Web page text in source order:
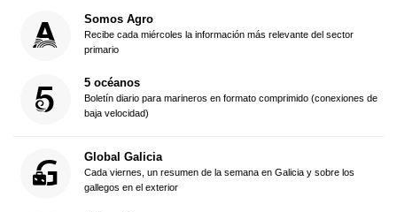
Somos Agro
Recibe cada miércoles la información más relevante del sector
primario
5 océanos
Boletín diario para marineros en formato comprimido (conexiones de
baja velocidad)
Global Galicia
Cada viernes, un resumen de la semana en Galicia y sobre los
gallegos en el exterior